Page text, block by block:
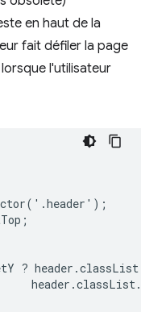
en haut de la
fait défiler la page
l'utilisateur
?